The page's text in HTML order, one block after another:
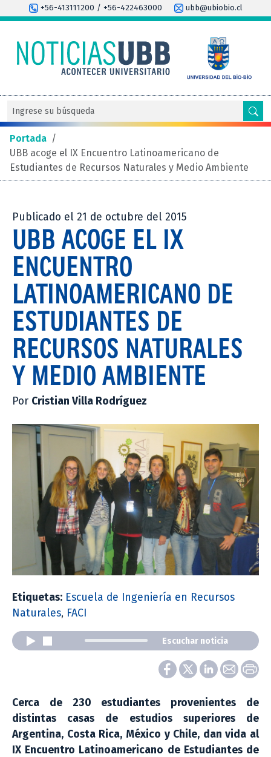
+56-413111200 / +56-422463000 ubb@ubiobio.cl
Portada /
UBB acoge el IX Encuentro Latinoamericano de
Estudiantes de Recursos Naturales y Medio Ambiente
Publicado el 21 de octubre del 2015
UBB ACOGE EL IX
ENCUENTRO
LATINOAMERICANO DE
ESTUDIANTES DE
RECURSOS NATURALES
Y MEDIO AMBIENTE
Por Cristian Villa Rodríguez
Etiquetas: Escuela de Ingeniería en Recursos
Naturales, FACI
Escuchar noticia
Cerca de 230 estudiantes provenientes de
distintas casas de estudios superiores de
Argentina, Costa Rica, México y Chile, dan vida al
IX Encuentro Latinoamericano de Estudiantes de